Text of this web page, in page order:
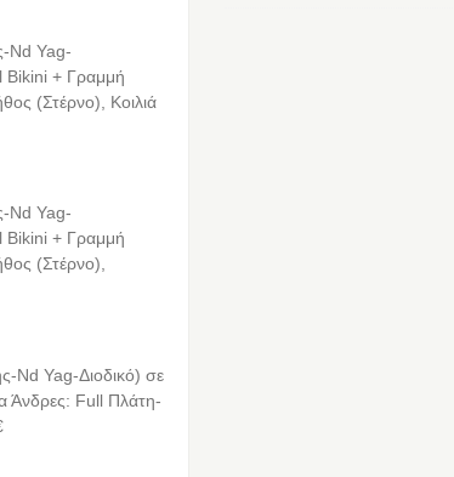
Nd Yag-
Bikini + Γραμμή
(Στέρνο), Κοιλιά
Nd Yag-
Bikini + Γραμμή
(Στέρνο),
Nd Yag-Διοδικό) σε
Άνδρες: Full Πλάτη-